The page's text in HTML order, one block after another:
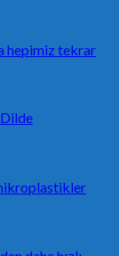
hepimiz tekrar